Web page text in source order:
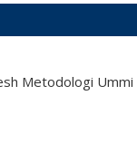
Metodologi Ummi